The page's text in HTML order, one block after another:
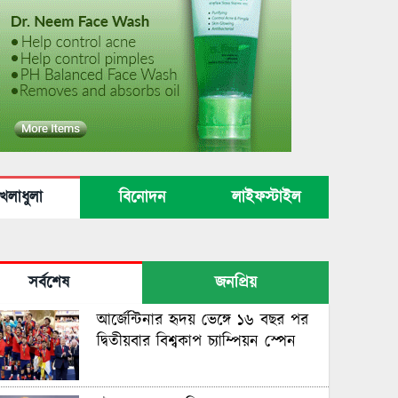
বিনোদন লাইফস্টাইল
সর্বশেষ
জনপ্রিয়
আর্জেন্টিনার হৃদয় ভেঙ্গে ১৬ বছর পর
দ্বিতীয়বার বিশ্বকাপ চ্যাম্পিয়ন স্পেন